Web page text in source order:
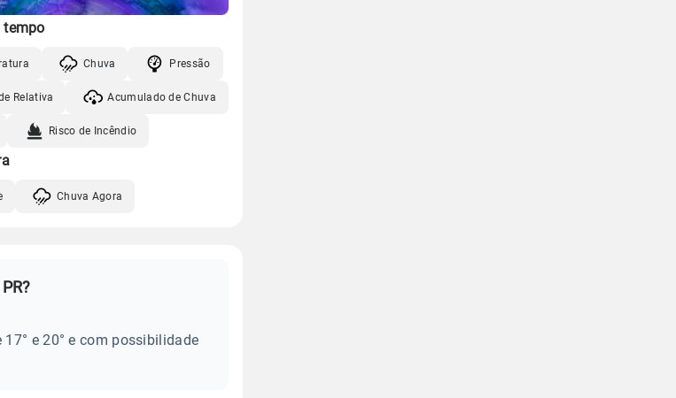
tempo
Chuva Pressão
Relativa Acumulado de Chuva
Risco de Incêndio
Chuva Agora
e 20° e com possibilidade